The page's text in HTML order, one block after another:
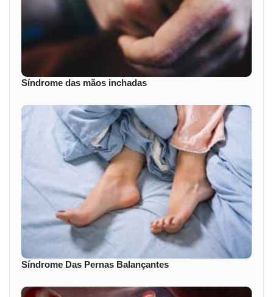
Síndrome das mãos inchadas
Síndrome Das Pernas Balançantes